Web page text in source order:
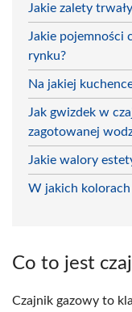
Jakie zalety
Jakie pojemności
rynku?
Na jakiej
Jak gwizdek w
zagotowanej
Jakie walory
W jakich kolorach
Co to jest
Czajnik gazowy to